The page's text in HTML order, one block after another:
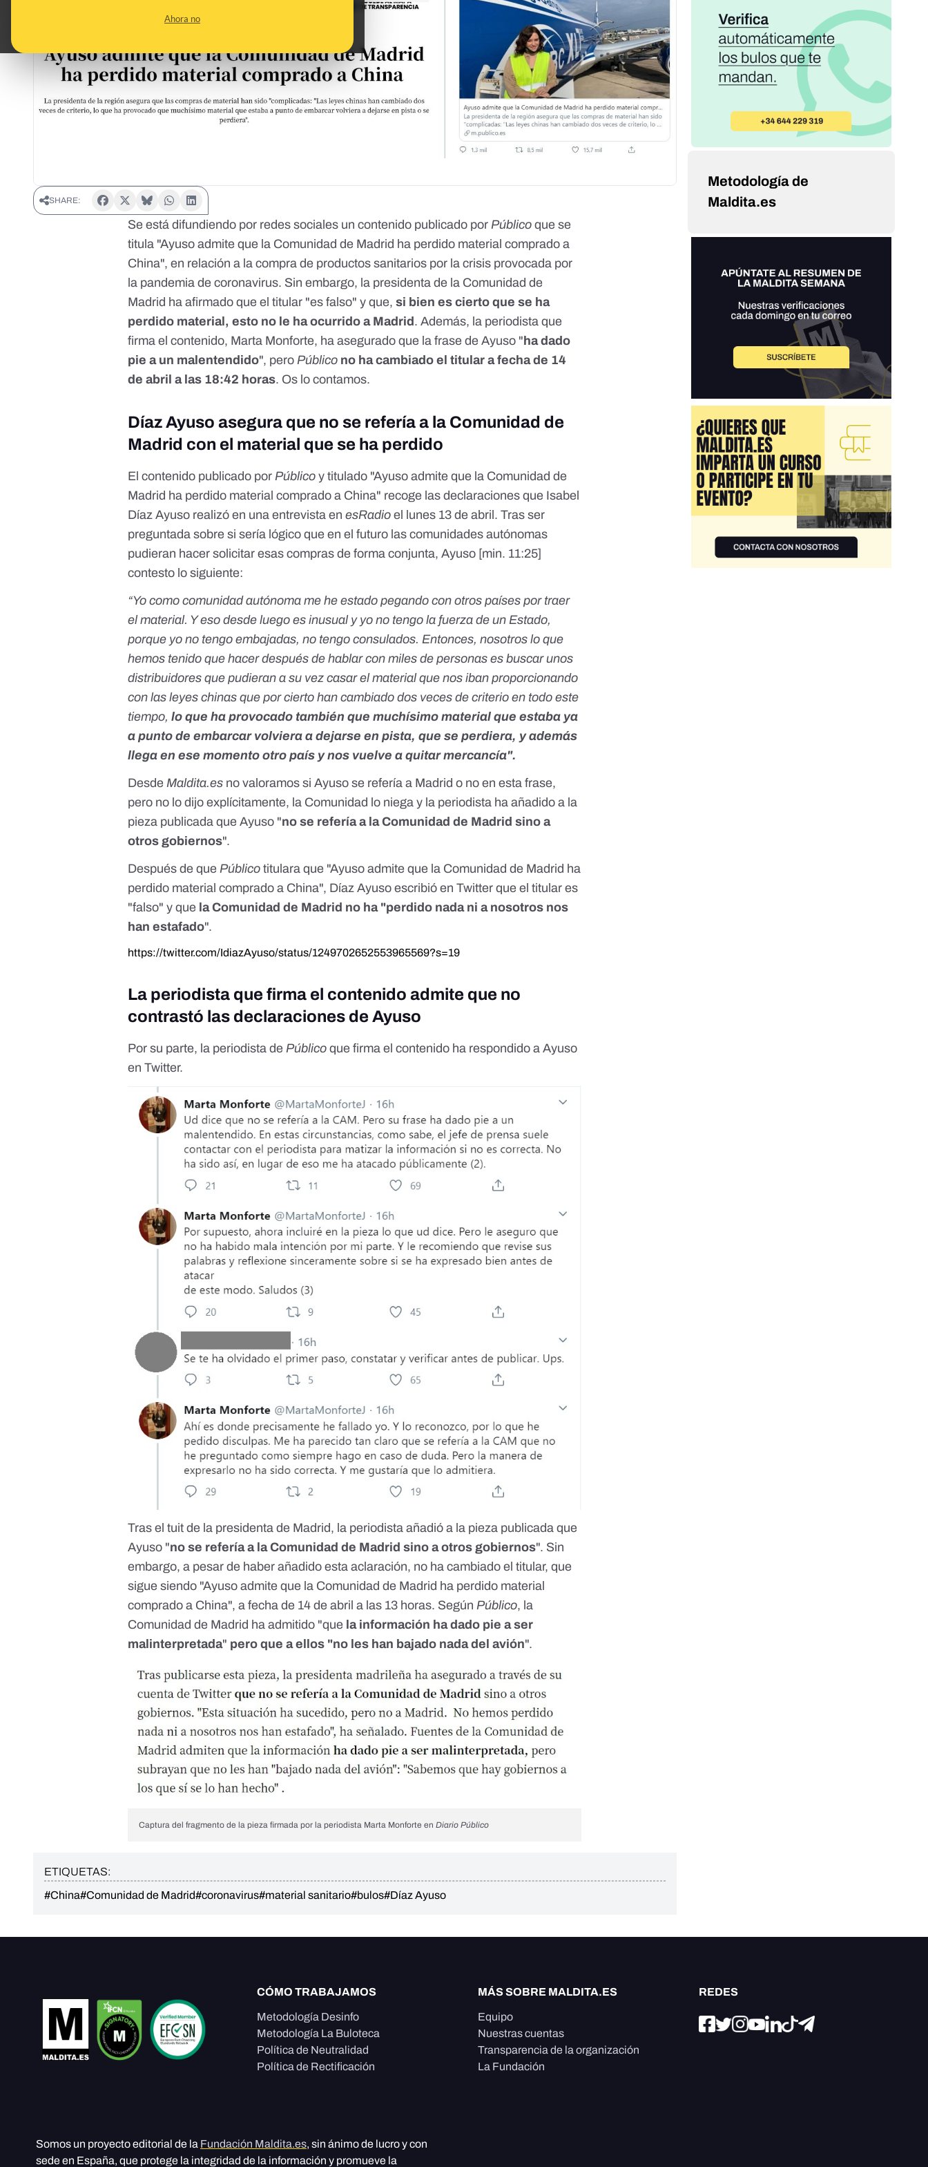
Ahora no
SHARE:
Se está difundiendo por redes sociales un contenido publicado porPúblico que se
titula "Ayuso admite que la Comunidad de Madrid ha perdido material comprado a
China", en relación a la compra de productos sanitarios por la crisis provocada por
la pandemia de coronavirus. Sin embargo, la presidenta de la Comunidad de
Madrid ha afirmado que el titular "es falso" y que,si bien es cierto que se ha
perdido material, esto no le ha ocurrido a Madrid . Además, la periodista que
firma el contenido, Marta Monforte, ha asegurado que la frase de Ayuso " ha dado
pie a un malentendido", peroPúblico no ha cambiado el titular a fecha de 14
de abril a las 18:42 horas. Os lo contamos.
Díaz Ayuso asegura que no se refería a la Comunidad de
Madrid con el material que se ha perdido
El contenido publicado porPúblicoy titulado "Ayuso admite que la Comunidad de
Madrid ha perdido material comprado a China" recoge las declaraciones que Isabel
Díaz Ayuso realizó en una entrevista enesRadio el lunes 13 de abril. Tras ser
preguntada sobre si sería lógico que en el futuro las comunidades autónomas
pudieran hacer solicitar esas compras de forma conjunta, Ayuso [min. 11:25]
contesto lo siguiente:
“Yo como comunidad autónoma me he estado pegando con otros países por traer
el material. Y eso desde luego es inusual y yo no tengo la fuerza de un Estado,
porque yo no tengo embajadas, no tengo consulados. Entonces, nosotros lo que
hemos tenido que hacer después de hablar con miles de personas es buscar unos
distribuidores que pudieran a su vez casar el material que nos iban proporcionando
con las leyes chinas que por cierto han cambiado dos veces de criterio en todo este
tiempo,lo que ha provocado también que muchísimo material que estaba ya
a punto de embarcar volviera a dejarse en pista, que se perdiera, y además
llega en ese momento otro país y nos vuelve a quitar mercancía".
DesdeMaldita.es no valoramos si Ayuso se refería a Madrid o no en esta frase,
pero no lo dijo explícitamente, la Comunidad lo niega y la periodista ha añadido a la
pieza publicada que Ayuso "no se refería a la Comunidad de Madrid sino a
otros gobiernos".
Después de quePúblico titulara que "Ayuso admite que la Comunidad de Madrid ha
perdido material comprado a China", Díaz Ayusoescribió en Twitter que el titular es
"falso" y que la Comunidad de Madrid no ha "perdido nada ni a nosotros nos
han estafado".
https://twitter.com/IdiazAyuso/status/1249702652553965569?s=19
La periodista que firma el contenido admite que no
contrastó las declaraciones de Ayuso
Por su parte, la periodista dePúblico que firma el contenido ha respondido a Ayuso
en Twitter.
Tras el tuit de la presidenta de Madrid, la periodista añadió a la pieza publicada que
Ayuso "no se refería a la Comunidad de Madrid sino a otros gobiernos". Sin
embargo, a pesar de haber añadido esta aclaración, no ha cambiado el titular, que
sigue siendo "Ayuso admite que la Comunidad de Madrid ha perdido material
comprado a China", a fecha de 14 de abril a las 13 horas. Según Público, la
Comunidad de Madrid ha admitido "que la información ha dado pie a ser
malinterpretada" pero que a ellos "no les han bajado nada del avión".
Captura del fragmento de la pieza firmada por la periodista Marta Monforte enDiario Público
ETIQUETAS:
#China#Comunidad de Madrid#coronavirus#material sanitario#bulos#Díaz Ayuso
Metodología de
Maldita.es
CÓMO TRABAJAMOS
Metodología Desinfo
Metodología La Buloteca
Política de Neutralidad
Política de Rectificación
MÁS SOBRE MALDITA.ES
Equipo
Nuestras cuentas
Transparencia de la organización
La Fundación
REDES
Somos un proyecto editorial de la Fundación Maldita.es, sin ánimo de lucro y con
sede en España, que protege la integridad de la información y promueve la